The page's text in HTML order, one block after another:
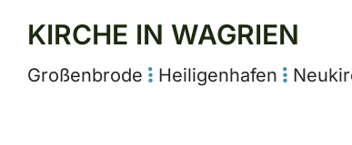
KIRCHE IN WAGRIEN
Großenbrode  Heiligenhafen 